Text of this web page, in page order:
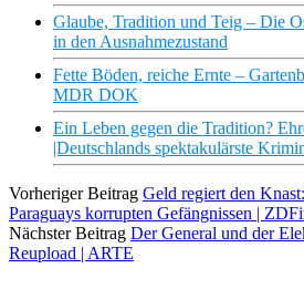
Glaube, Tradition und Teig – Die
in den Ausnahmezustand
Fette Böden, reiche Ernte –
MDR DOK
Ein Leben gegen die Tradition?
|Deutschlands spektakulärste
Vorheriger Beitrag Geld regiert den
Paraguays korrupten Gefängnissen |
Nächster Beitrag Der General und der
Reupload | ARTE